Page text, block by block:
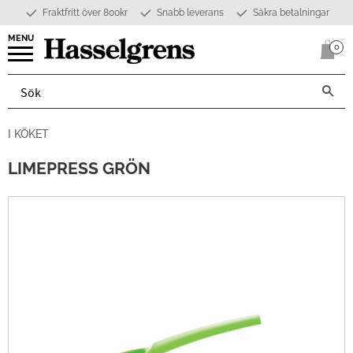
Meny
Fraktfritt över 800kr Snabb leverans Säkra betalningar
0
I KÖKET
LIMEPRESS GRÖN